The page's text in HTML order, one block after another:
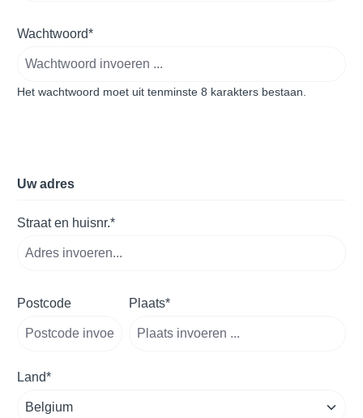
Wachtwoord*
Het wachtwoord moet uit tenminste 8 karakters bestaan.
Uw adres
Straat en huisnr.*
Postcode Plaats*
Land*